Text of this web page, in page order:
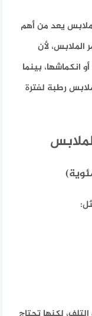
يعد من أهم
لأن
انكماشها، بينما
رطبة لفترة